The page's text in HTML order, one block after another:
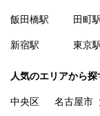
飯田橋駅 田町
新宿駅 東京
人気のエリアから探
中央区 名古屋市